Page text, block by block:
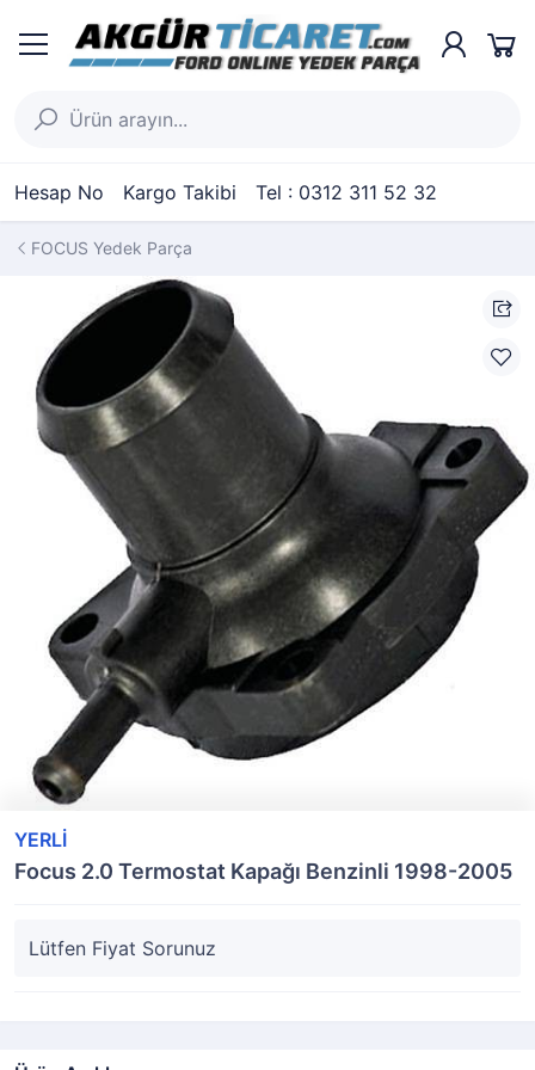
Hesap No Kargo Takibi Tel : 0312 311 52 32
FOCUS Yedek Parça
YERLİ
Focus 2.0 Termostat Kapağı Benzinli 1998-2005
Lütfen Fiyat Sorunuz